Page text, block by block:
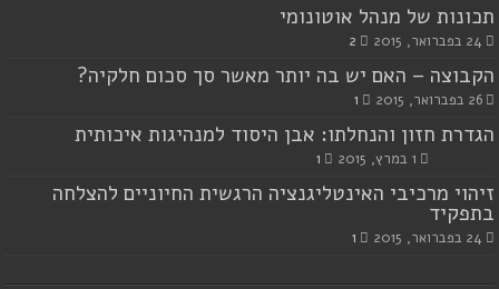
תכונות של מנהל אוטונומי
24 בפברואר, 2015 2
הקבוצה – האם יש בה יותר מאשר סך סכום חלקיה?
26 בפברואר, 2015 1
הגדרת חזון והנחלתו: אבן היסוד למנהיגות איכותית
1 במרץ, 2015 1
זיהוי מרכיבי האינטליגנציה הרגשית החיוניים להצלחה
בתפקיד
24 בפברואר, 2015 1